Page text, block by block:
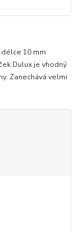
10 mm
Dulux je vhodný
Zanechává velmi